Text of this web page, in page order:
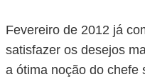
Fevereiro de 2012 já
satisfazer os desejos
a ótima noção do chefe